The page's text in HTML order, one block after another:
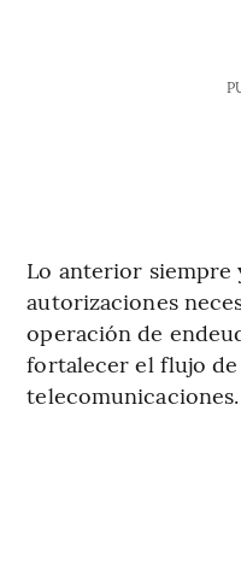
Lo anterior siempre
autorizaciones
operación de
fortalecer el flujo de
telecomunicaciones.